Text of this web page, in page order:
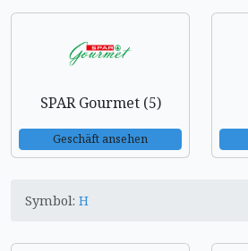
SPAR Gourmet (5)
Geschäft ansehen
Symbol: H